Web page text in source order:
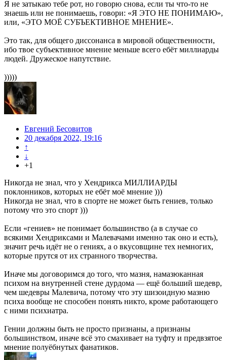
Я не затыкаю тебе рот, но говорю снова, если ты что-то не
знаешь или не понимаешь, говори: «Я ЭТО НЕ ПОНИМАЮ»,
или, «ЭТО МОЁ СУБЪЕКТИВНОЕ МНЕНИЕ».
Это так, для общего диссонанса в мировой общественности,
ибо твое субъективное мнение меньше всего ебёт миллиарды
людей. Дружеское напутствие.
)))))
Евгений Бесовитов
20 декабря 2022, 19:16
↑
↓
+1
Никогда не знал, что у Хендрикса МИЛЛИАРДЫ
поклонников, которых не ебёт моё мнение )))
Никогда не знал, что в спорте не может быть гениев, только
потому что это спорт )))
Если «гениев» не понимает большинство (а в случае со
всякими Хендриксами и Малевачами именно так оно и есть),
значит речь идёт не о гениях, а о вкусовщине тех немногих,
которые прутся от их странного творчества.
Иначе мы договоримся до того, что мазня, намазюканная
психом на внутренней стене дурдома — ещё больший шедевр,
чем шедевры Малевича, потому что эту шизоидную мазню
психа вообще не способен понять никто, кроме работающего
с ними психиатра.
Гении должны быть не просто признаны, а признаны
большинством, иначе всё это смахивает на туфту и предвзятое
мнение полуёбнутых фанатиков.